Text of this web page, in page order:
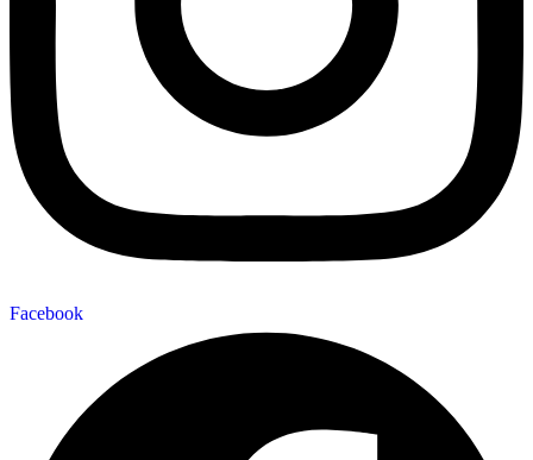
Facebook